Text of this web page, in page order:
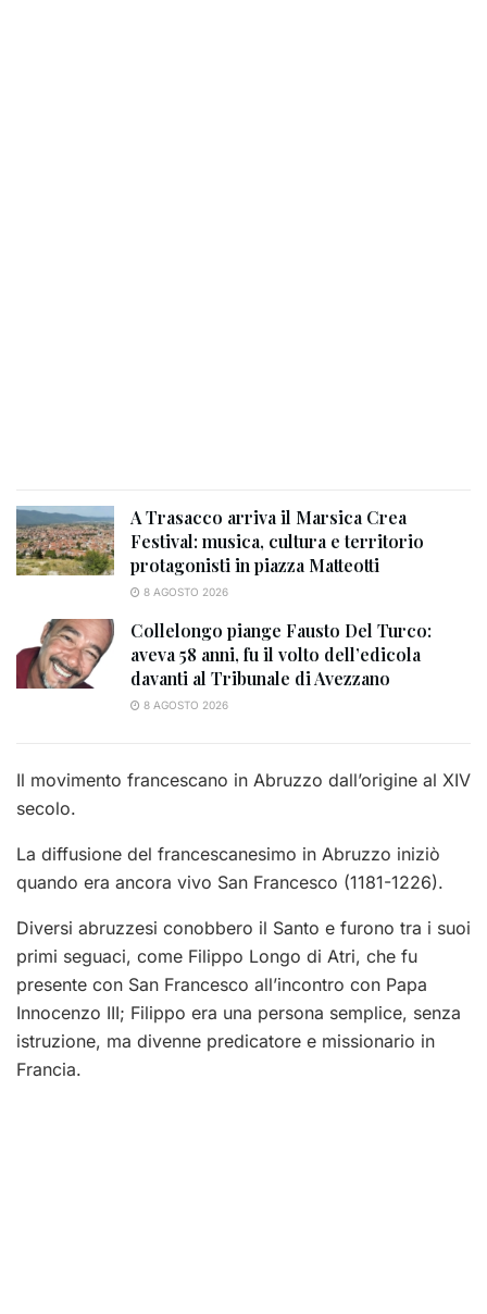
A Trasacco arriva il Marsica Crea
Festival: musica, cultura e territorio
protagonisti in piazza Matteotti
8 AGOSTO 2026
Collelongo piange Fausto Del Turco:
aveva 58 anni, fu il volto dell’edicola
davanti al Tribunale di Avezzano
8 AGOSTO 2026
Il movimento francescano in Abruzzo dall’origine al XIV
secolo.
La diffusione del francescanesimo in Abruzzo iniziò
quando era ancora vivo San Francesco (1181-1226).
Diversi abruzzesi conobbero il Santo e furono tra i suoi
primi seguaci, come Filippo Longo di Atri, che fu
presente con San Francesco all’incontro con Papa
Innocenzo III; Filippo era una persona semplice, senza
istruzione, ma divenne predicatore e missionario in
Francia.